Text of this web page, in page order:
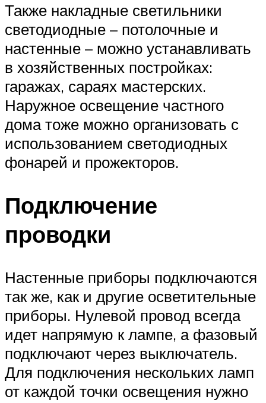
Также накладные светильники
светодиодные – потолочные и
настенные – можно устанавливать
в хозяйственных постройках:
гаражах, сараях мастерских.
Наружное освещение частного
дома тоже можно организовать с
использованием светодиодных
фонарей и прожекторов.
Подключение
проводки
Настенные приборы подключаются
так же, как и другие осветительные
приборы. Нулевой провод всегда
идет напрямую к лампе, а фазовый
подключают через выключатель.
Для подключения нескольких ламп
от каждой точки освещения нужно